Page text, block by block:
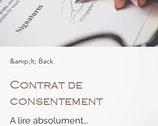
&amp;lt; Back
Contrat de
consentement
A lire absolument...